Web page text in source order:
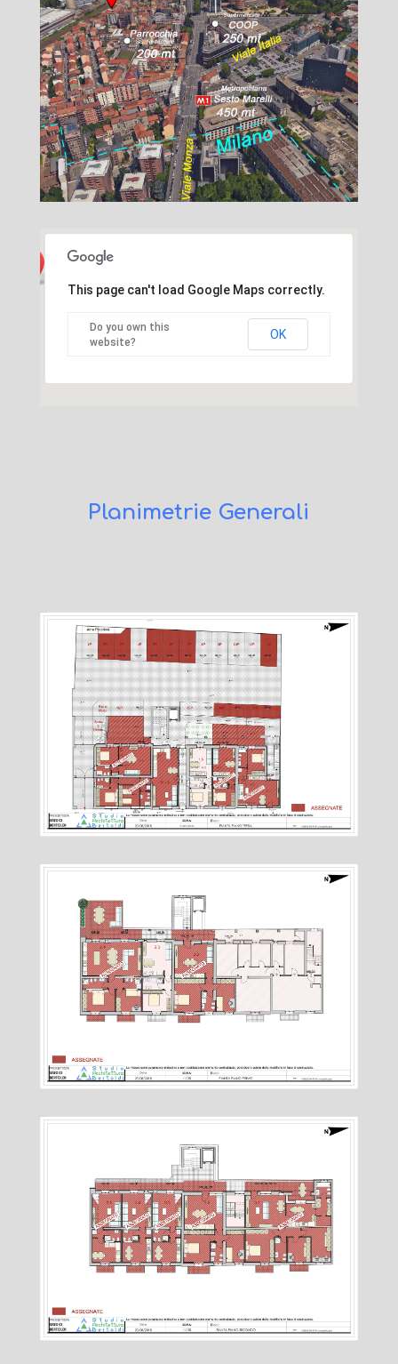
This page can't load Google Maps correctly.
Do you own this
website?
OK
Planimetrie Generali